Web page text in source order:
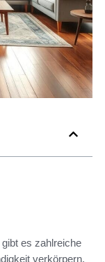
es zahlreiche
verkörpern.